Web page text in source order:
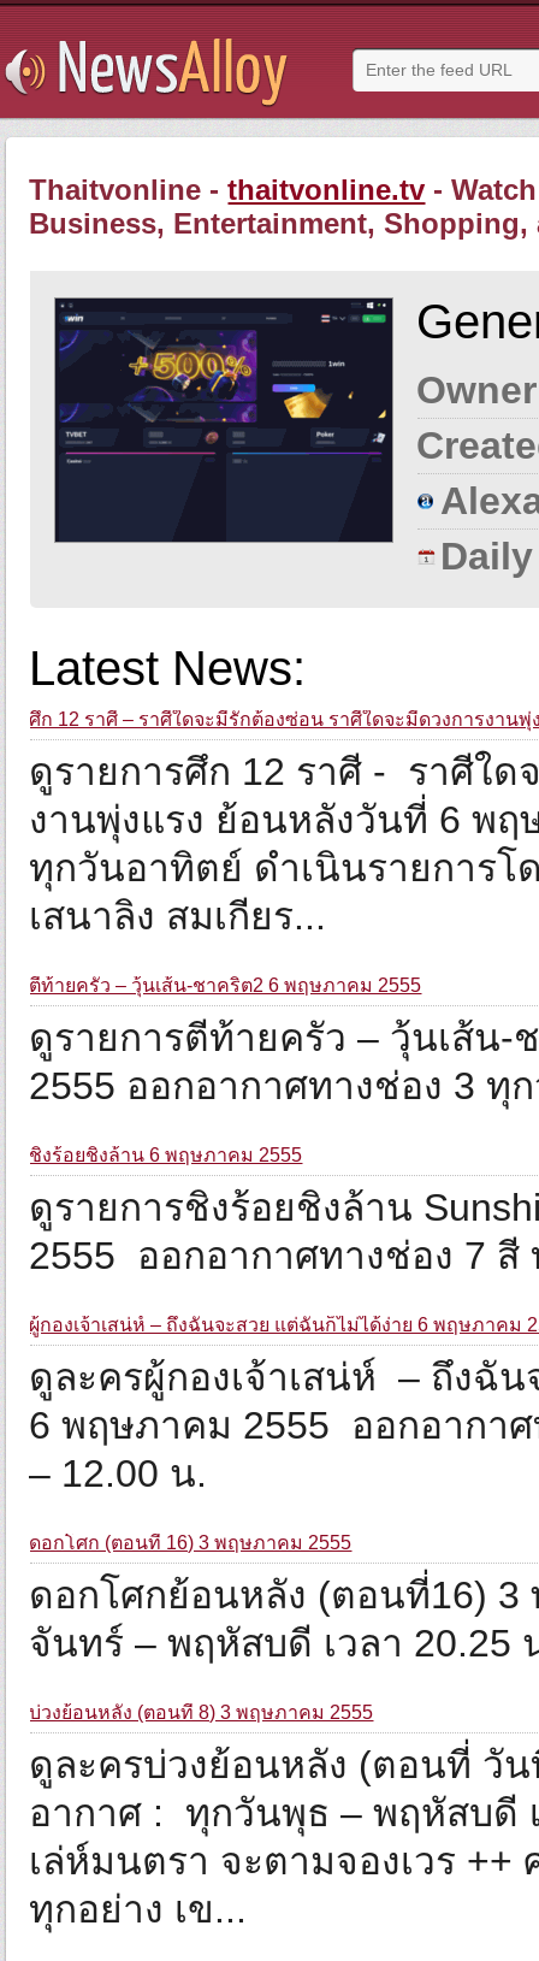
Thaitvonline -thaitvonline.tv -
Business, Entertainment, Shopping,
Latest News:
ศึก 12 ราศี – ราศีใดจะมีรักต้องซ่อน ราศีใดจะมีดวงการงาน
ดูรายการศึก 12 ราศี - ราศีใด
งานพุ่งแรง ย้อนหลังวันที่ 6 พ
ทุกวันอาทิตย์ ดำเนินรายการ
เสนาลิง สมเกียร...
ตีท้ายครัว – วุ้นเส้น-ชาคริต2 6 พฤษภาคม 2555
ดูรายการตีท้ายครัว – วุ้นเส้น
2555 ออกอากาศทางช่อง 3 ทุ
ชิงร้อยชิงล้าน 6 พฤษภาคม 2555
ดูรายการชิงร้อยชิงล้าน
2555 ออกอากาศทางช่อง 7 สี
ผู้กองเจ้าเสน่ห์ – ถึงฉันจะสวย แต่ฉันก็ไม่ได้ง่าย 6 พฤษภาคม
ดูละครผู้กองเจ้าเสน่ห์ – ถึงฉั
6 พฤษภาคม 2555‏ ออกอากาศทางช่อง 3 ทุกวันอาทิตย์ เวลา 10.00
– 12.00 น.
ดอกโศก (ตอนที่ 16) 3 พฤษภาคม 2555
ดอกโศกย้อนหลัง (ตอนที่16)
จันทร์ – พฤหัสบดี เวลา 20.25
บ่วงย้อนหลัง (ตอนที่ 8) 3 พฤษภาคม 2555
ดูละครบ่วงย้อนหลัง (ตอนที่ วั
อากาศ : ทุกวันพุธ – พฤหัสบดี
เล่ห์มนตรา จะตามจองเวร
ทุกอย่าง เข...